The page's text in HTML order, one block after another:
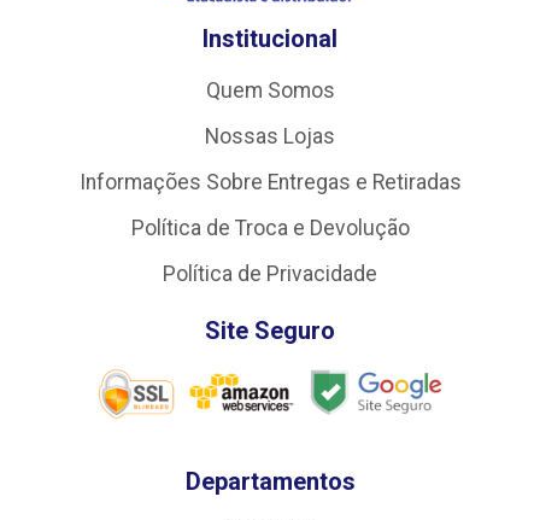
Institucional
Quem Somos
Nossas Lojas
Informações Sobre Entregas e Retiradas
Política de Troca e Devolução
Política de Privacidade
Site Seguro
Departamentos